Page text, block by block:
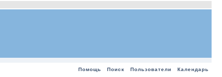
Помощь Поиск Пользователи Календарь